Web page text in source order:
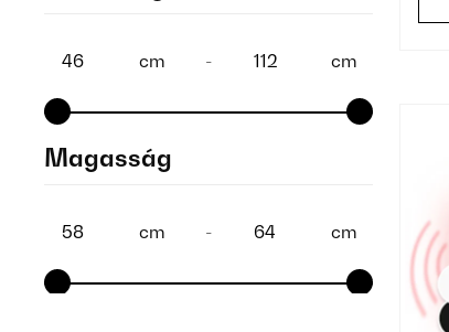
cm - cm
Magasság
cm - cm